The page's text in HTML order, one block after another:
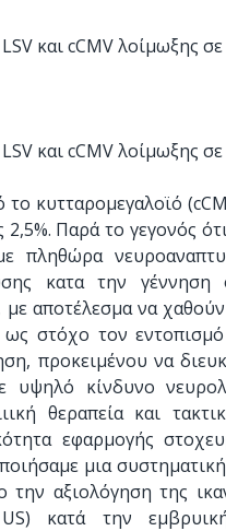
και cCMV λοίμωξης
και cCMV λοίμωξης
κυτταρομεγαλοϊό
2,5%. Παρά το γεγονός
πληθώρα
κατα την
αποτέλεσμα να
στόχο τον
προκειμένου να
υψηλό κίνδυνο
θεραπεία και
εφαρμογής
μια
την αξιολόγηση της
κατά την